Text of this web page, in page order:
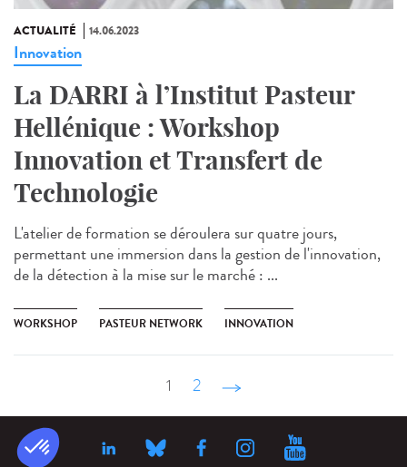
ACTUALITÉ 14.06.2023
Innovation
La DARRI à l’Institut Pasteur
Hellénique : Workshop
Innovation et Transfert de
Technologie
L'atelier de formation se déroulera sur quatre jours,
permettant une immersion dans la gestion de l'innovation,
de la détection à la mise sur le marché : ...
WORKSHOP PASTEUR NETWORK INNOVATION
1 2 suivant ›